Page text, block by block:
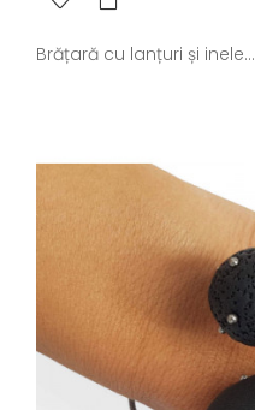
Brățară cu lanțuri și inele...